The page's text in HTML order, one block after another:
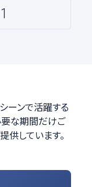
ーンで活躍する
要な期間だけご
供しています。